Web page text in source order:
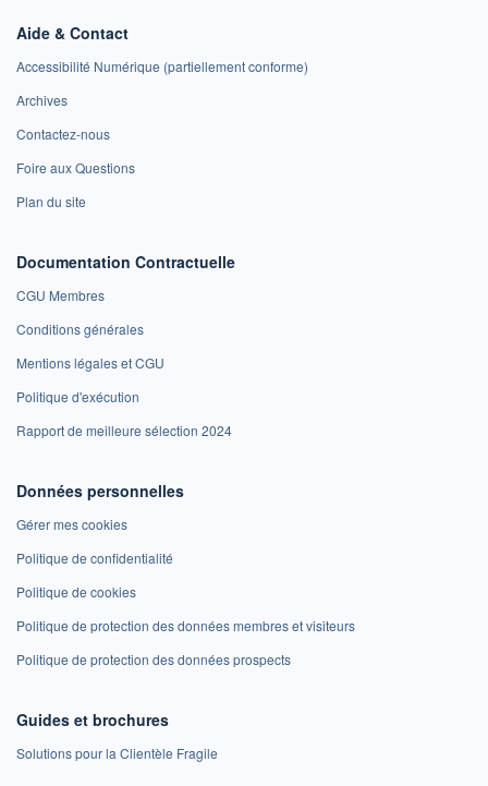
Aide & Contact
Accessibilité Numérique (partiellement conforme)
Archives
Contactez-nous
Foire aux Questions
Plan du site
Documentation Contractuelle
CGU Membres
Conditions générales
Mentions légales et CGU
Politique d'exécution
Rapport de meilleure sélection 2024
Données personnelles
Gérer mes cookies
Politique de confidentialité
Politique de cookies
Politique de protection des données membres et visiteurs
Politique de protection des données prospects
Guides et brochures
Solutions pour la Clientèle Fragile